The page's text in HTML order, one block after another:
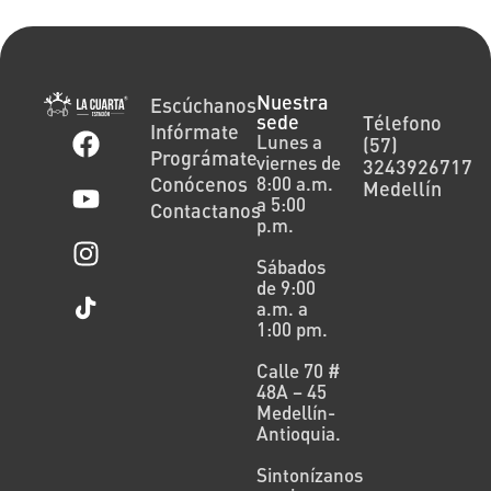
Escúchanos
Infórmate
Prográmate
Conócenos
Contactanos
Nuestra
sede
Lunes a
viernes de
8:00 a.m.
a 5:00
p.m.
Sábados
de 9:00
a.m. a
1:00 pm.
Calle 70 #
48A – 45
Medellín-
Antioquia.
Sintonízanos
Télefono
(57)
3243926717
Medellín